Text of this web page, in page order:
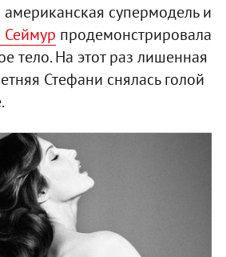
супермодель и
Сеймур продемонстрировала
тело. На этот раз лишенная
Стефани снялась голой